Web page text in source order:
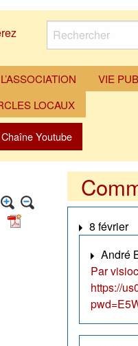
Rechercher
VIE
LOCAUX
Chaîne Youtube
8 février
André
Par
https://